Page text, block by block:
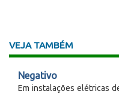
VEJA TAMBÉM
Negativo
Em instalações elétricas